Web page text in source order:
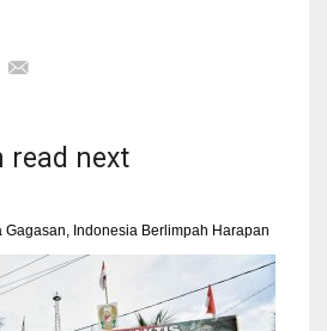
read next
Gagasan, Indonesia Berlimpah Harapan